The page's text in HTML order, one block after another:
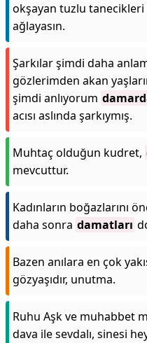
okşayan tuzlu
ağlayasın.
Şarkılar şimdi daha
gözlerimden akan
şimdi anlıyorum
acısı aslında şarkıymış.
Muhtaç olduğun kudret,
mevcuttur.
Kadınların boğazlarını
daha sonra damatları
Bazen anılara en çok
gözyaşıdır, unutma.
Ruhu Aşk ve muhabbet
dava ile sevdalı, sinesi